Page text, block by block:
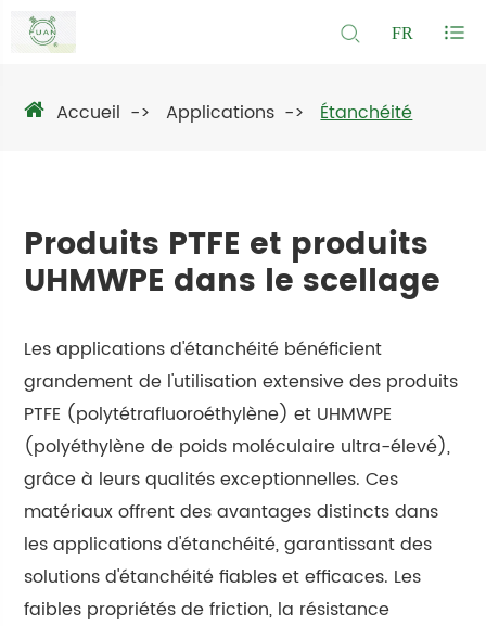
FR
Accueil Applications Étanchéité
Produits PTFE et produits
UHMWPE dans le scellage
Les applications d'étanchéité bénéficient
grandement de l'utilisation extensive des produits
PTFE (polytétrafluoroéthylène) et UHMWPE
(polyéthylène de poids moléculaire ultra-élevé),
grâce à leurs qualités exceptionnelles. Ces
matériaux offrent des avantages distincts dans
les applications d'étanchéité, garantissant des
solutions d'étanchéité fiables et efficaces. Les
faibles propriétés de friction, la résistance